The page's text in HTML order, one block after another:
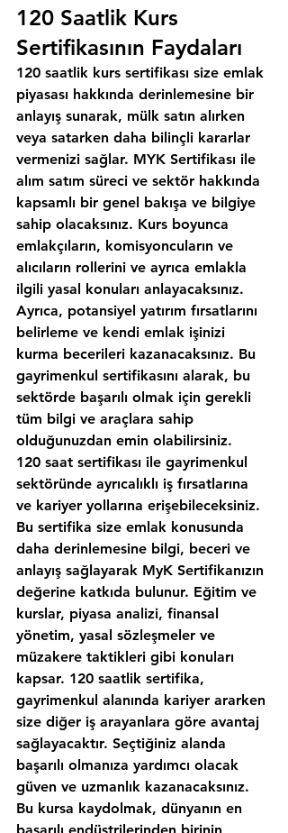
120 Saatlik Kurs
Sertifikasının Faydaları
120 saatlik kurs sertifikası size emlak
piyasası hakkında derinlemesine bir
anlayış sunarak, mülk satın alırken
veya satarken daha bilinçli kararlar
vermenizi sağlar. MYK Sertifikası ile
alım satım süreci ve sektör hakkında
kapsamlı bir genel bakışa ve bilgiye
sahip olacaksınız. Kurs boyunca
emlakçıların, komisyoncuların ve
alıcıların rollerini ve ayrıca emlakla
ilgili yasal konuları anlayacaksınız.
Ayrıca, potansiyel yatırım fırsatlarını
belirleme ve kendi emlak işinizi
kurma becerileri kazanacaksınız. Bu
gayrimenkul sertifikasını alarak, bu
sektörde başarılı olmak için gerekli
tüm bilgi ve araçlara sahip
olduğunuzdan emin olabilirsiniz.
120 saat sertifikası ile gayrimenkul
sektöründe ayrıcalıklı iş fırsatlarına
ve kariyer yollarına erişebileceksiniz.
Bu sertifika size emlak konusunda
daha derinlemesine bilgi, beceri ve
anlayış sağlayarak MyK Sertifikanızın
değerine katkıda bulunur. Eğitim ve
kurslar, piyasa analizi, finansal
yönetim, yasal sözleşmeler ve
müzakere taktikleri gibi konuları
kapsar. 120 saatlik sertifika,
gayrimenkul alanında kariyer ararken
size diğer iş arayanlara göre avantaj
sağlayacaktır. Seçtiğiniz alanda
başarılı olmanıza yardımcı olacak
güven ve uzmanlık kazanacaksınız.
Bu kursa kaydolmak, dünyanın en